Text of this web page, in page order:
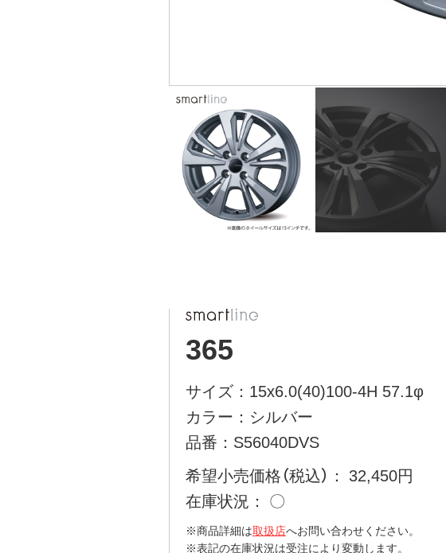
365
サイズ：15x6.0(40)100-4H 57.1φ
カラー：シルバー
品番：S56040DVS
希望小売価格（税込）
32,450円
在庫状況
〇
※商品詳細は取扱店へお問い合わせください。
※表記の在庫状況は受注により変動します。